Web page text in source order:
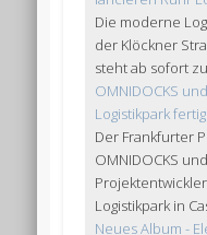
Die moderne
der Klöckner
steht ab sofort
OMNIDOCKS
Logistikpark fertig
Der Frankfurter
OMNIDOCKS
Logistikpark in
Neues Album -